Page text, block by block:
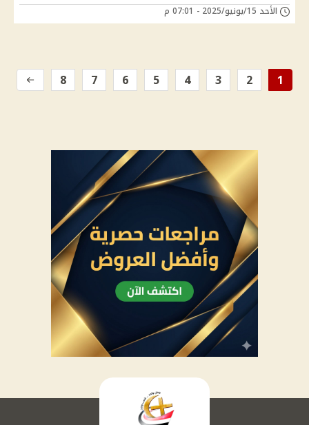
الأحد 15/يونيو/2025 - 07:01 م
1
2
3
4
5
6
7
8